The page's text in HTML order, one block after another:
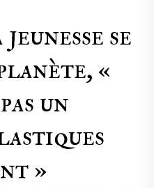
se
«
un
»